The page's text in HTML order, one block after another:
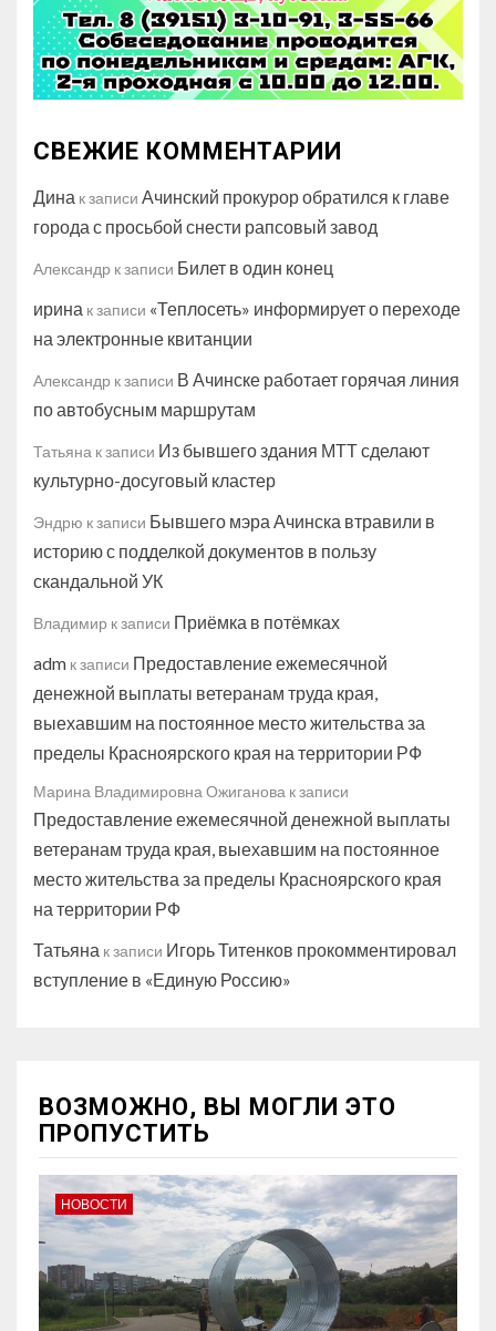
СВЕЖИЕ КОММЕНТАРИИ
Дина к записи Ачинский прокурор обратился к главе
города с просьбой снести рапсовый завод
Александр к записи Билет в один конец
ирина к записи «Теплосеть» информирует о переходе
на электронные квитанции
Александр к записи В Ачинске работает горячая линия
по автобусным маршрутам
Татьяна к записи Из бывшего здания МТТ сделают
культурно-досуговый кластер
Эндрю к записи Бывшего мэра Ачинска втравили в
историю с подделкой документов в пользу
скандальной УК
Владимир к записи Приёмка в потёмках
adm к записи Предоставление ежемесячной
денежной выплаты ветеранам труда края,
выехавшим на постоянное место жительства за
пределы Красноярского края на территории РФ
Марина Владимировна Ожиганова к записи
Предоставление ежемесячной денежной выплаты
ветеранам труда края, выехавшим на постоянное
место жительства за пределы Красноярского края
на территории РФ
Татьяна к записи Игорь Титенков прокомментировал
вступление в «Единую Россию»
ВОЗМОЖНО, ВЫ МОГЛИ ЭТО
ПРОПУСТИТЬ
НОВОСТИ